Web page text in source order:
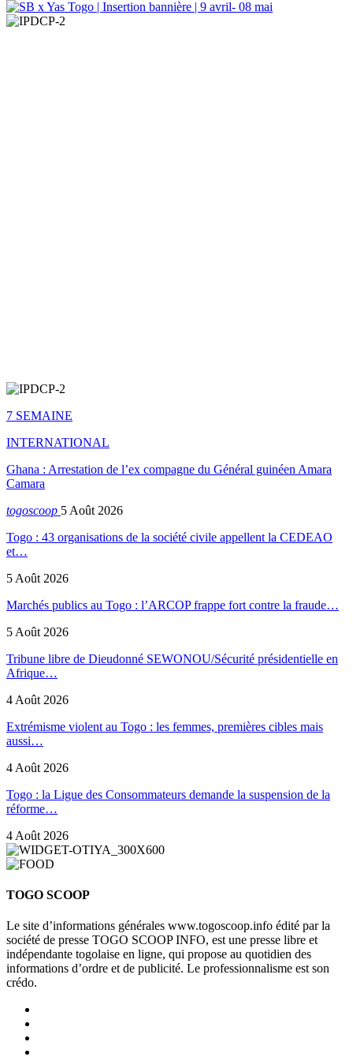
7 SEMAINE
INTERNATIONAL
Ghana : Arrestation de l’ex compagne du Général guinéen Amara
Camara
togoscoop 5 Août 2026
Togo : 43 organisations de la société civile appellent la CEDEAO
et…
5 Août 2026
Marchés publics au Togo : l’ARCOP frappe fort contre la fraude…
5 Août 2026
Tribune libre de Dieudonné SEWONOU/Sécurité présidentielle en
Afrique…
4 Août 2026
Extrémisme violent au Togo : les femmes, premières cibles mais
aussi…
4 Août 2026
Togo : la Ligue des Consommateurs demande la suspension de la
réforme…
4 Août 2026
TOGO SCOOP
Le site d’informations générales www.togoscoop.info édité par la
société de presse TOGO SCOOP INFO, est une presse libre et
indépendante togolaise en ligne, qui propose au quotidien des
informations d’ordre et de publicité. Le professionnalisme est son
crédo.